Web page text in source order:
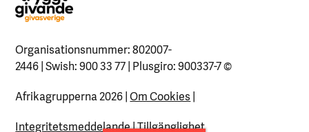
Organisationsnummer: 802007-
2446 | Swish: 900 33 77 | Plusgiro: 900337-7©
Afrikagrupperna 2026 |Om Cookies |
Integritetsmeddelande|Tillgänglighet